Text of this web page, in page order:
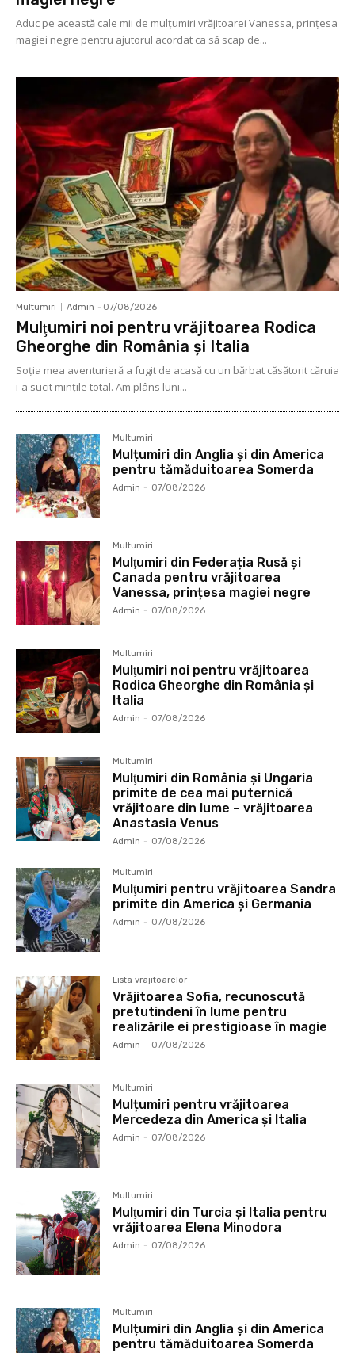
Aduc pe această cale mii de mulţumiri vrăjitoarei Vanessa, prințesa
magiei negre pentru ajutorul acordat ca să scap de...
Multumiri Admin - 07/08/2026
Mulţumiri noi pentru vrăjitoarea Rodica
Gheorghe din România și Italia
Soţia mea aventurieră a fugit de acasă cu un bărbat căsătorit căruia
i-a sucit mințile total. Am plâns luni...
Multumiri
Mulțumiri din Anglia și din America
pentru tămăduitoarea Somerda
Admin - 07/08/2026
Multumiri
Mulţumiri din Federația Rusă și
Canada pentru vrăjitoarea
Vanessa, prințesa magiei negre
Admin - 07/08/2026
Multumiri
Mulţumiri noi pentru vrăjitoarea
Rodica Gheorghe din România și
Italia
Admin - 07/08/2026
Multumiri
Mulţumiri din România și Ungaria
primite de cea mai puternică
vrăjitoare din lume – vrăjitoarea
Anastasia Venus
Admin - 07/08/2026
Multumiri
Mulţumiri pentru vrăjitoarea Sandra
primite din America și Germania
Admin - 07/08/2026
Lista vrajitoarelor
Vrăjitoarea Sofia, recunoscută
pretutindeni în lume pentru
realizările ei prestigioase în magie
Admin - 07/08/2026
Multumiri
Mulțumiri pentru vrăjitoarea
Mercedeza din America și Italia
Admin - 07/08/2026
Multumiri
Mulţumiri din Turcia și Italia pentru
vrăjitoarea Elena Minodora
Admin - 07/08/2026
Multumiri
Mulțumiri din Anglia și din America
pentru tămăduitoarea Somerda